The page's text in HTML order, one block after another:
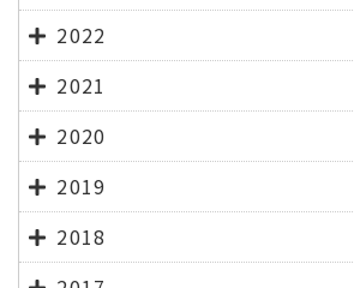
2022
2021
2020
2019
2018